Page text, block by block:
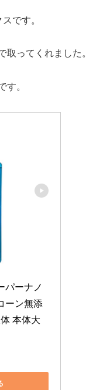
です。
取ってくれました。
す。
パーナノ
ーン無添
本体大